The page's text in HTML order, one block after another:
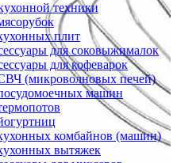
техники
плит
для соковыжималок
для кофеварок
(микроволновых печей)
машин
комбайнов (машин)
вытяжек